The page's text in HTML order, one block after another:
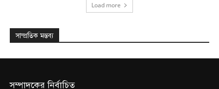
Load more
সাম্প্রতিক মন্তব্য
সম্পাদকের নির্বাচিত